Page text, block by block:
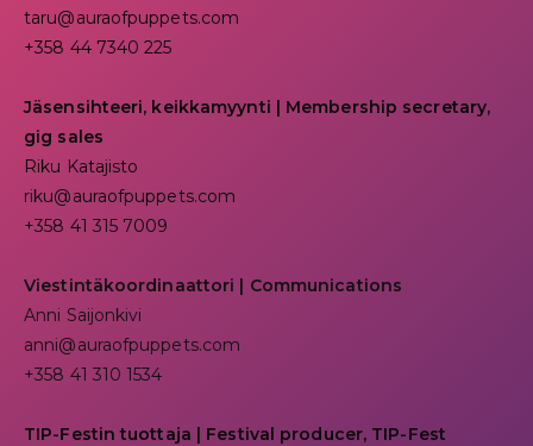
taru@auraofpuppets.com
+358 44 7340 225
Jäsensihteeri, keikkamyynti | Membership secretary,
gig sales
Riku Katajisto
riku@auraofpuppets.com
+358 41 315 7009
Viestintäkoordinaattori | Communications
Anni Saijonkivi
anni@auraofpuppets.com
+358 41 310 1534
TIP-Festin tuottaja | Festival producer, TIP-Fest